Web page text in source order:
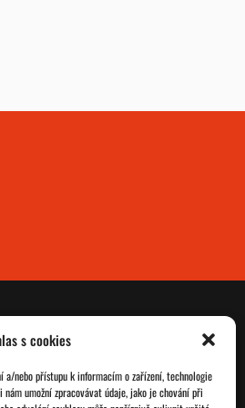
s cookies
a/nebo přístupu k informacím o zařízení, technologie
umožní zpracovávat údaje, jako je chování při
Databáze legionářů
Pro členy